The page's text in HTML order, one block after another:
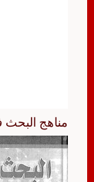
مناهج البحث